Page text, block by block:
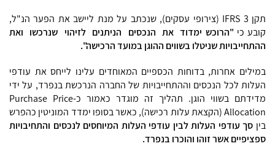
תקן 3 IFRS (צירופי עסקים), שנכתב על מנת ליישב את הפער הנ"ל,
קובע כי "הרוכש ימדוד את הנכסים הניתנים לזיהוי שנרכשו ואת
ההתחייבויות שניטלו בשווים ההוגן במועד הרכישה".
במילים אחרות, בדוחות הכספיים המאוחדים עלינו לייחס את עודפי
העלות לכל הנכסים וההתחייבויות של החברה הנרכשת בנפרד, על ידי
מדידתם בשווי הוגן. תהליך זה מוגדר כאמור כ-Purchase Price
Allocation (הקצאת עלות רכישה), כאשר בסופו ימדד המוניטין כהפרש
בין סך עודפי העלות לבין עודפי העלות המיוחסים לנכסים והתחיבויות
ספציפיים אשר זוהו והוכרו בנפרד.